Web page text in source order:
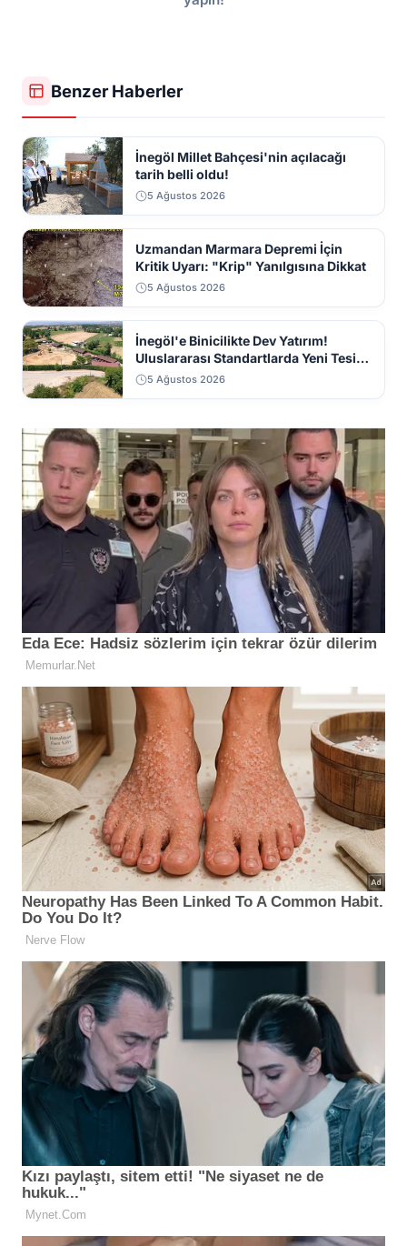
Benzer Haberler
İnegöl Millet Bahçesi'nin açılacağı
tarih belli oldu!
5 Ağustos 2026
Uzmandan Marmara Depremi İçin
Kritik Uyarı: "Krip" Yanılgısına Dikkat
5 Ağustos 2026
İnegöl'e Binicilikte Dev Yatırım!
Uluslararası Standartlarda Yeni Tesis
Geliyor
5 Ağustos 2026